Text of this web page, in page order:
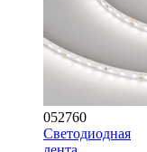
052760
Светодиодная